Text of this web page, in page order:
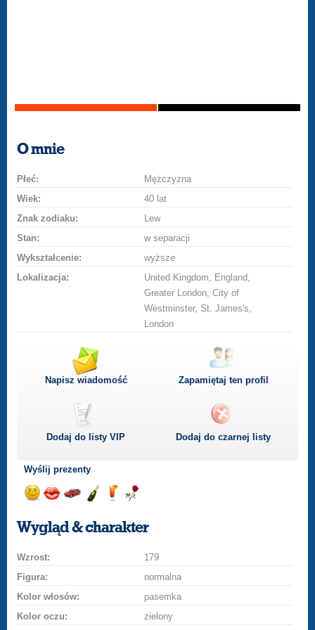
O mnie
Płeć:
Mężczyzna
Wiek:
40 lat
Znak zodiaku:
Lew
Stan:
w separacji
Wykształcenie:
wyższe
Lokalizacja:
United Kingdom, England,
Greater London, City of
Westminster, St. James's,
London
Napisz wiadomość Zapamiętaj ten profil
Dodaj do listyVIP Dodaj do czarnej listy
Wyślij prezenty
uśmiech
buziakasamochodem
szampana
drinka
różę
Wygląd & charakter
Wzrost:
179
Figura:
normalna
Kolor włosów:
pasemka
Kolor oczu:
zielony